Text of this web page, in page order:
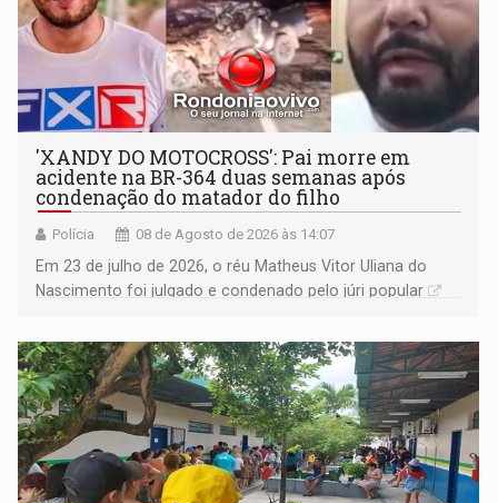
'XANDY DO MOTOCROSS': Pai morre em
acidente na BR-364 duas semanas após
condenação do matador do filho
Polícia 08 de Agosto de 2026 às 14:07
Em 23 de julho de 2026, o réu Matheus Vitor Uliana do
Nascimento foi julgado e condenado pelo júri popular